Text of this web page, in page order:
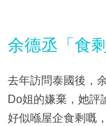
余德丞「食
去年訪問泰國後，
Do姐的嫌棄，她評
好似喺屋企食剩嘅